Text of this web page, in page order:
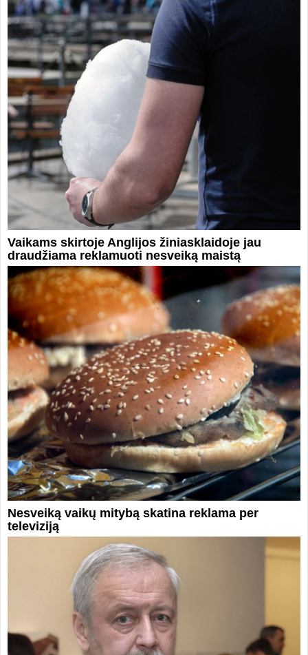
Vaikams skirtoje Anglijos žiniasklaidoje jau
draudžiama reklamuoti nesveiką maistą
Nesveiką vaikų mitybą skatina reklama per
televiziją